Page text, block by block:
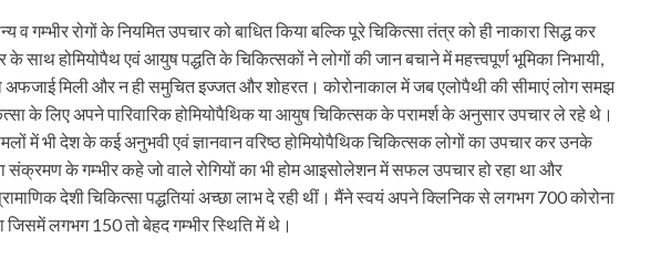
गम्भीर रोगों के नियमित उपचार को बाधित किया बल्कि पूरे चिकित्सा तंत्र को ही नाकारा सिद्ध कर
साथ होमियोपैथ एवं आयुष पद्धति के चिकित्सकों ने लोगों की जान बचाने में महत्त्वपूर्ण भूमिका निभायी,
अफजाई मिली और न ही समुचित इज्जत और शोहरत। कोरोनाकाल में जब एलोपैथी की सीमाएं लोग समझ
के लिए अपने पारिवारिक होमियोपैथिक या आयुष चिकित्सक के परामर्श के अनुसार उपचार ले रहे थे।
में भी देश के कई अनुभवी एवं ज्ञानवान वरिष्ठ होमियोपैथिक चिकित्सक लोगों का उपचार कर उनके
संक्रमण के गम्भीर कहे जो वाले रोगियों का भी होम आइसोलेशन में सफल उपचार हो रहा था और
देशी चिकित्सा पद्धतियां अच्छा लाभ दे रही थीं। मैंने स्वयं अपने क्लिनिक से लगभग 700 कोरोना
जिसमें लगभग 150 तो बेहद गम्भीर स्थिति में थे।